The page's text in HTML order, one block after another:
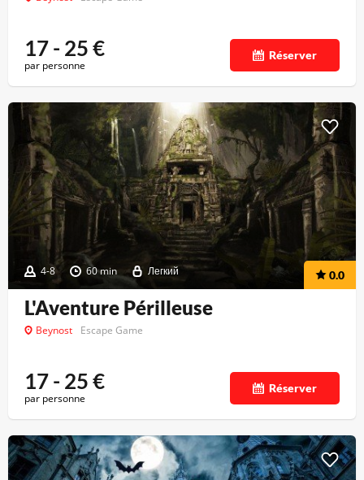
17 - 25€
par personne
Réserver
4-8 60 min Легкий 0.0
L'Aventure Périlleuse
Beynost Escape Game
17 - 25€
par personne
Réserver